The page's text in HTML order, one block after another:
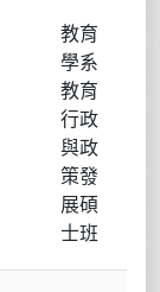
教育
學系
教育
行政
與政
策發
展碩
士班